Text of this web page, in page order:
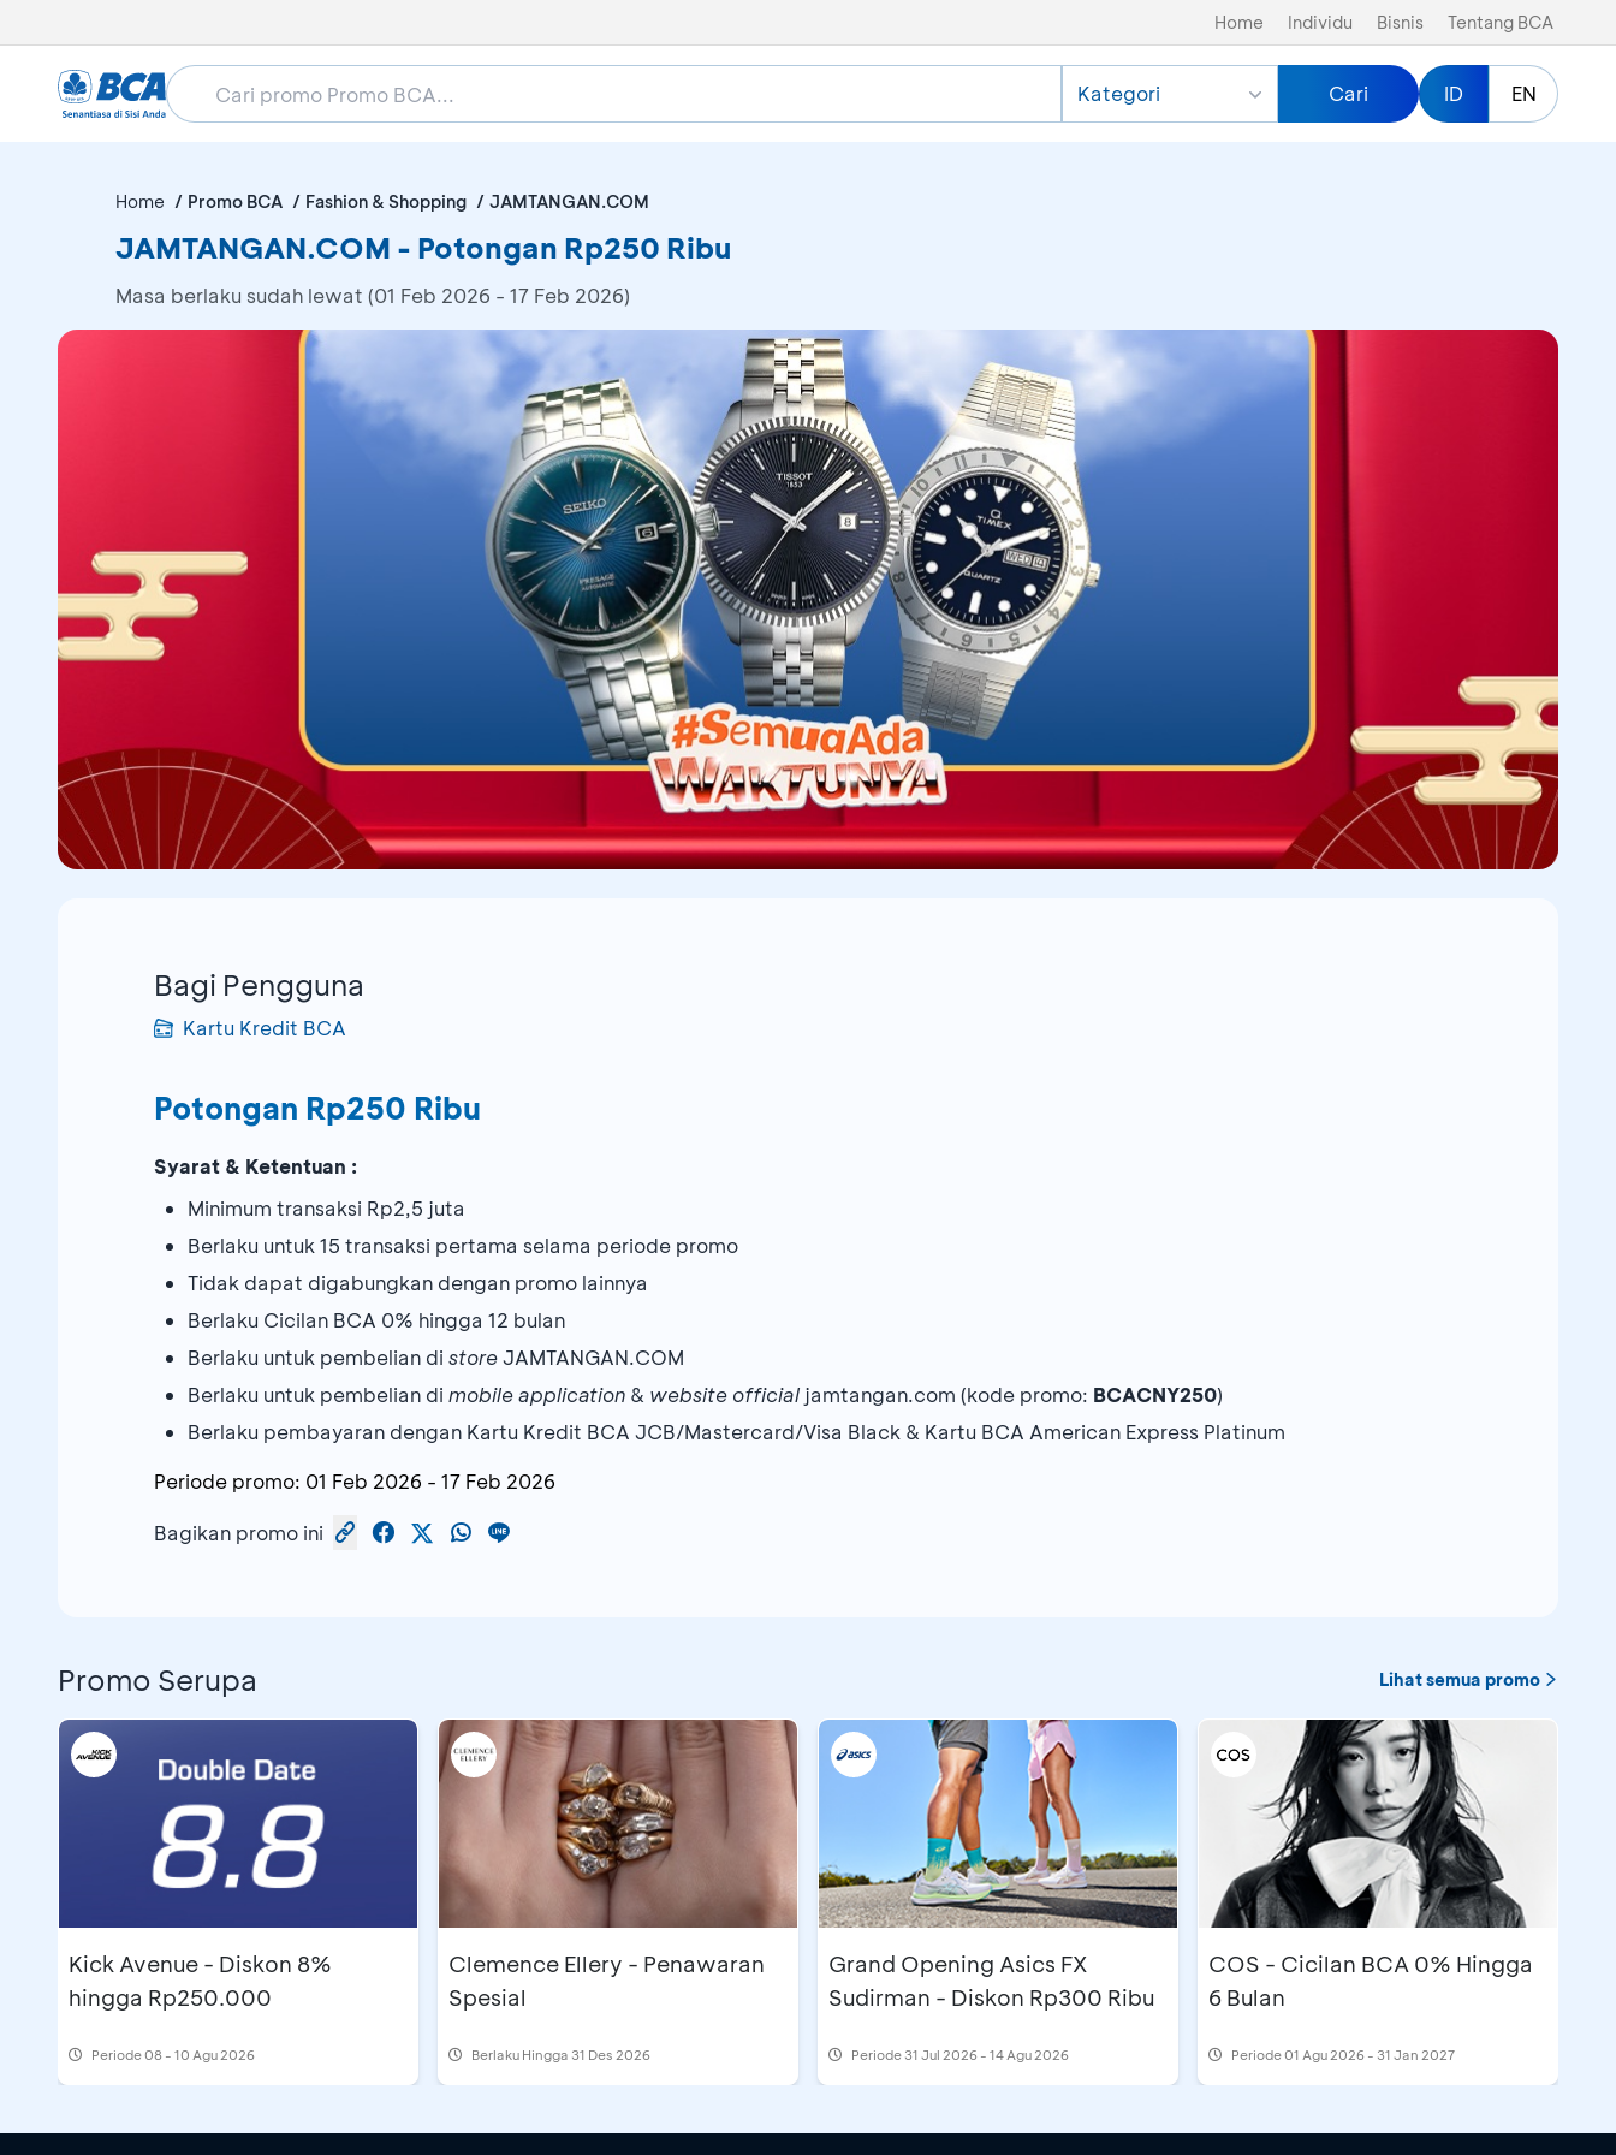
Home Individu Bisnis Tentang BCA
Kategori Cari ID EN
Home Promo BCA Fashion & Shopping JAMTANGAN.COM
JAMTANGAN.COM - Potongan Rp250 Ribu
Masa berlaku sudah lewat (01 Feb 2026 - 17 Feb 2026)
Bagi Pengguna
Kartu Kredit BCA
Potongan Rp250 Ribu
Syarat & Ketentuan :
Minimum transaksi Rp2,5 juta
Berlaku untuk 15 transaksi pertama selama periode promo
Tidak dapat digabungkan dengan promo lainnya
Berlaku Cicilan BCA 0% hingga 12 bulan
Berlaku untuk pembelian di storeJAMTANGAN.COM
Berlaku untuk pembelian di mobile application & website official jamtangan.com (kode promo: BCACNY250)
Berlaku pembayaran dengan Kartu Kredit BCA JCB/Mastercard/Visa Black & Kartu BCA American Express Platinum
Periode promo: 01 Feb 2026 - 17 Feb 2026
Bagikan promo ini
Promo Serupa Lihat semua promo
Kick Avenue - Diskon 8%
hingga Rp250.000
Periode08 - 10 Agu 2026
Clemence Ellery - Penawaran
Spesial
Berlaku Hingga 31 Des 2026
Grand Opening Asics FX
Sudirman - Diskon Rp300 Ribu
Periode 31 Jul 2026 - 14 Agu 2026
COS - Cicilan BCA 0% Hingga
6 Bulan
Periode01 Agu 2026 - 31 Jan 2027